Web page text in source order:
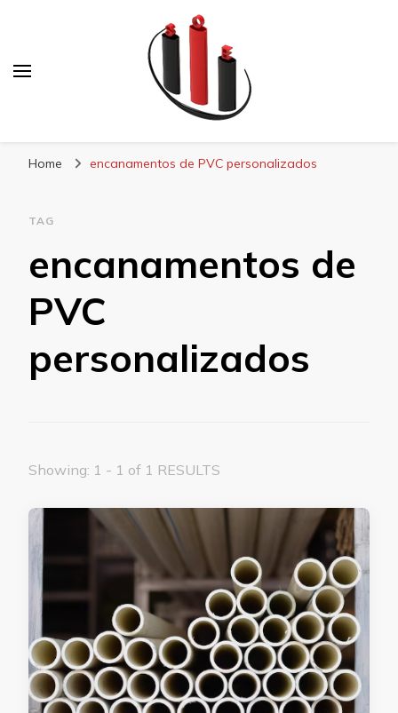
Home encanamentos de PVC personalizados
TAG
encanamentos de
PVC
personalizados
Showing: 1 - 1 of 1 RESULTS